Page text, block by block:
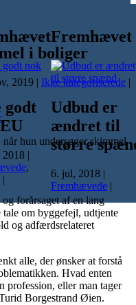
godt
2018 |
,
|
Fremhævet
Udbud er
ændret til
større
6. jul, 2018 |
Fremhævede |
i boliger
2019 | Ikke kategoriserede |
hun undersøger skimmel
forårsaget af en lang
om byggefejl, udtjente
og adfærdsrelateret
alle, der ønsker at forstå
Hvad enten
profession, eller man tager
Borgestrand Øien.